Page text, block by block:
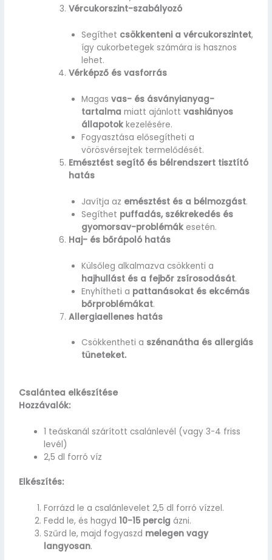
Vércukorszint-szabályozó
Segíthet csökkenteni a vércukorszintet,
így cukorbetegek számára is hasznos
lehet.
Vérképző és vasforrás
Magas vas- és ásványianyag-
tartalma miatt ajánlott vashiányos
állapotokkezelésére.
Fogyasztása elősegítheti a
vörösvérsejtek termelődését.
Emésztést segítő és bélrendszert tisztító
hatás
Javítja az emésztést és a bélmozgást.
Segíthet puffadás, székrekedés és
gyomorsav-problémákesetén.
Haj- és bőrápoló hatás
Külsőleg alkalmazva csökkenti a
hajhullást és a fejbőr zsírosodását.
Enyhítheti a pattanásokat és ekcémás
bőrproblémákat.
Allergiaellenes hatás
Csökkentheti a szénanátha és allergiás
tüneteket.
Csalántea elkészítése
Hozzávalók:
1 teáskanál szárított csalánlevél (vagy 3-4 friss
levél)
2,5 dl forró víz
Elkészítés:
Forrázd le a csalánlevelet 2,5 dl forró vízzel.
Fedd le, és hagyd10-15 percig ázni.
Szűrd le, majd fogyaszd melegen vagy
langyosan.